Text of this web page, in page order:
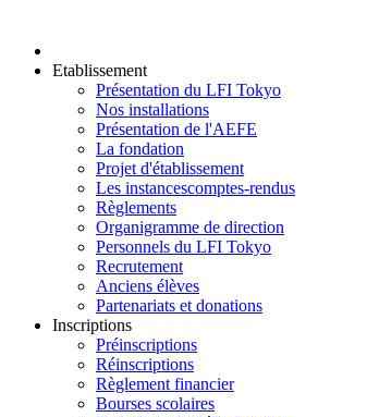
Etablissement
Présentation du LFI Tokyo
Nos installations
Présentation de l'AEFE
La fondation
Projet d'établissement
Les instancescomptes-rendus
Règlements
Organigramme de direction
Personnels du LFI Tokyo
Recrutement
Anciens élèves
Partenariats et donations
Inscriptions
Préinscriptions
Réinscriptions
Règlement financier
Bourses scolaires